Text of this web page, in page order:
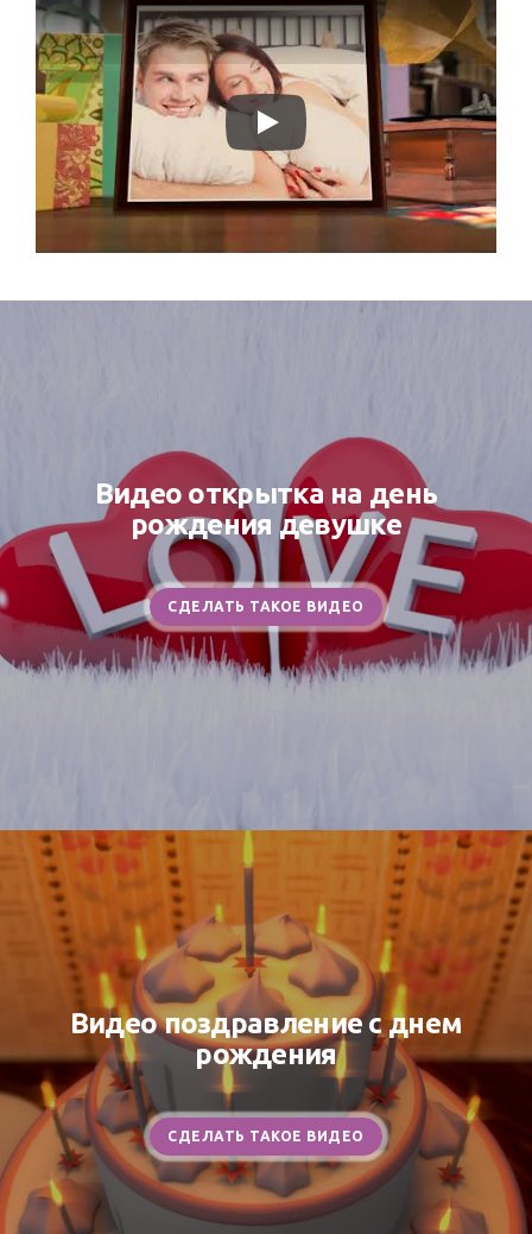
Видео открытка на день
рождения девушке
СДЕЛАТЬ ТАКОЕ ВИДЕО
Видео поздравление с днем
рождения
СДЕЛАТЬ ТАКОЕ ВИДЕО